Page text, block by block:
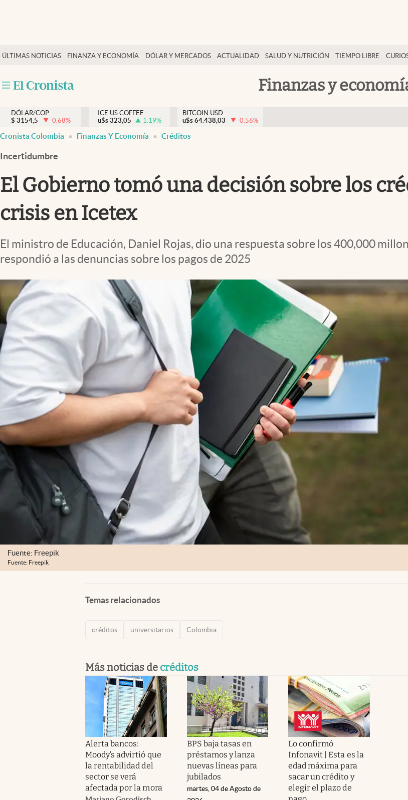
ÚLTIMAS NOTICIAS FINANZA Y ECONOMÍA DÓLAR Y MERCADOS ACTUALIDAD SALUD Y NUTRICIÓN TIEMPO LIBRE
Finanzas y
Salud y nutrición
Tiempo libre
Dólar y mercados
Curiosidades
DÓLAR/COP
$ 3154,5 -0.68%
ICE US COFFEE
u$s 323,05 1.19%
BITCOIN USD
u$s 64.438,03 -0.56%
Cronista Colombia Finanzas Y Economía Créditos
Incertidumbre
El Gobierno tomó una decisión sobre los
crisis en Icetex
El ministro de Educación, Daniel Rojas, dio una respuesta sobre los 400,000
respondió a las denuncias sobre los pagos de 2025
Fuente: Freepik
Fuente: Freepik
Temas relacionados
créditos universitarios Colombia
Más noticias de créditos
Alerta bancos:
Moody’s advirtió que
la rentabilidad del
sector se verá
afectada por la mora
BPS baja tasas en
préstamos y lanza
nuevas líneas para
jubilados
martes, 04 de Agosto de
Lo confirmó
Infonavit | Esta es la
edad máxima para
sacar un crédito y
elegir el plazo de